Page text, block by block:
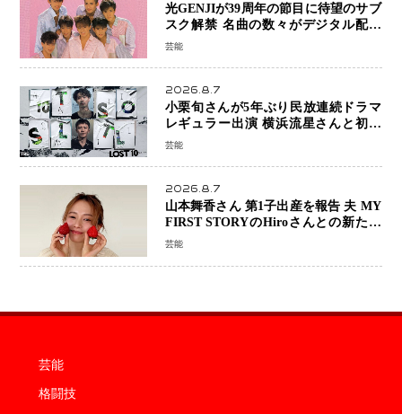
光GENJIが39周年の節目に待望のサブ
スク解禁 名曲の数々がデジタル配信
へ 40周年へ向け1年間で全作品を順次
芸能
2026.8.7
小栗旬さんが5年ぶり民放連続ドラマ
レギュラー出演 横浜流星さんと初共
演『LOST10』で異色バディ結成
芸能
2026.8.7
山本舞香さん 第1子出産を報告 夫 MY
FIRST STORYのHiroさんとの新たな
家族生活「母子ともに健康」
芸能
芸能
格闘技